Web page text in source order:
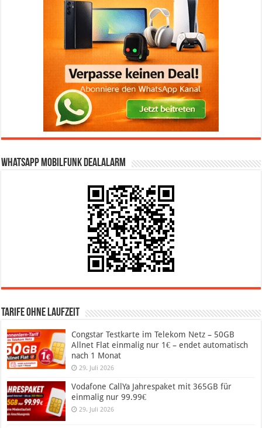
WhatsApp Mobilfunk DealAlarm
Tarife ohne Laufzeit
Congstar Testkarte im Telekom Netz – 50GB
Allnet Flat einmalig nur 1€ – endet automatisch
nach 1 Monat
29. Juli 2026
Vodafone CallYa Jahrespaket mit 365GB für
einmalig nur 99.99€
29. Juli 2026